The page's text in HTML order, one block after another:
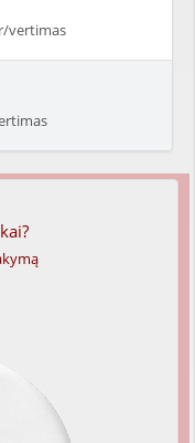
vertimas